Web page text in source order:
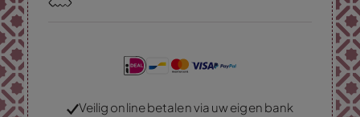
Veilig online betalen via uw eigen bank